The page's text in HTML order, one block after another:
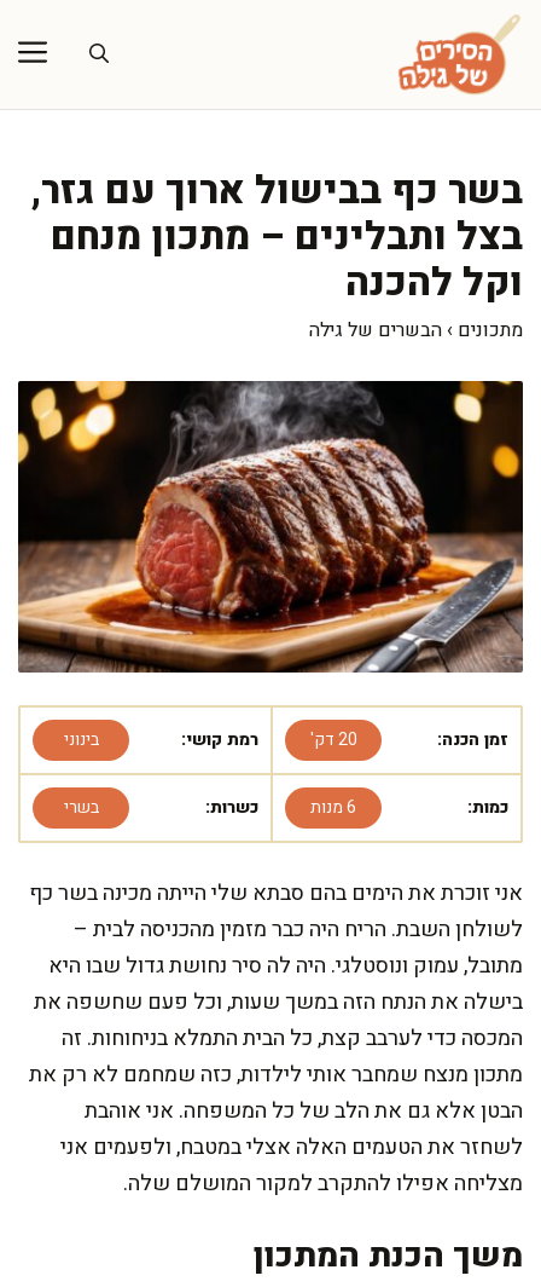
לדלג
לתוכן
בשר כף בבישול ארוך עם גזר,
בצל ותבלינים – מתכון מנחם
וקל להכנה
מתכונים › הבשרים של גילה
זמן הכנה: 20 דק' רמת קושי: בינוני
כמות: 6 מנות כשרות: בשרי
אני זוכרת את הימים בהם סבתא שלי הייתה מכינה בשר כף
לשולחן השבת. הריח היה כבר מזמין מהכניסה לבית –
מתובל, עמוק ונוסטלגי. היה לה סיר נחושת גדול שבו היא
בישלה את הנתח הזה במשך שעות, וכל פעם שחשפה את
המכסה כדי לערבב קצת, כל הבית התמלא בניחוחות. זה
מתכון מנצח שמחבר אותי לילדות, כזה שמחמם לא רק את
הבטן אלא גם את הלב של כל המשפחה. אני אוהבת
לשחזר את הטעמים האלה אצלי במטבח, ולפעמים אני
מצליחה אפילו להתקרב למקור המושלם שלה.
משך הכנת המתכון